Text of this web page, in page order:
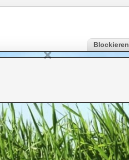
Blockieren